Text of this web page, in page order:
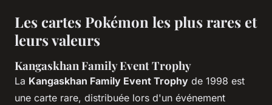
Les cartes Pokémon les plus rares et
leurs valeurs
Kangaskhan Family Event Trophy
La Kangaskhan Family Event Trophy de 1998 est
une carte rare, distribuée lors d'un événement